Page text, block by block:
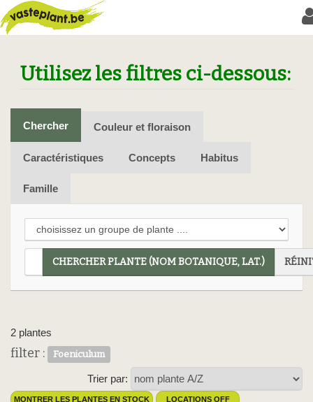
Utilisez les filtres ci-dessous:
Chercher Couleur et floraison
Caractéristiques Concepts Habitus
Famille
CHERCHER PLANTE (NOM BOTANIQUE, LAT.)
2 plantes
filter : Foeniculum
Trier par:
MONTRER LES PLANTES EN STOCK LOCATIONS OFF